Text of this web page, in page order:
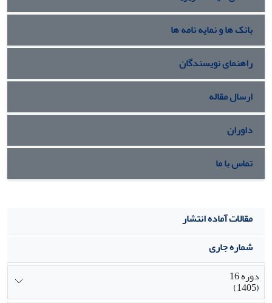
و مدل‌سازی پویایی‌شناسی سیستم‌ها در بستر زنجیره دارویی
بیمارستانی، شواهد کمی و کاربردی در زمینه نقش شفافیت
غیرمتمرکز در مدیریت کیفیت‌محور زنجیره تامین ارایه می‌کند.
بانک ها و نمایه نامه ها
راهنمای نویسندگان
ارسال مقاله
داوران
تماس با ما
مقالات آماده انتشار
شماره جاری
دوره 16
(1405)